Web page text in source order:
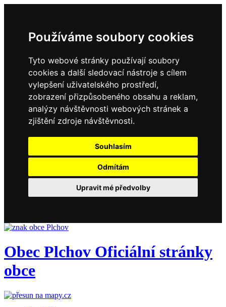
Používáme soubory cookies
Tyto webové stránky používají soubory
cookies a další sledovací nástroje s cílem
vylepšení uživatelského prostředí,
zobrazení přizpůsobeného obsahu a reklam,
analýzy návštěvnosti webových stránek a
zjištění zdroje návštěvnosti.
Souhlasím
Odmítám
Upravit mé předvolby
Obec Plchov Oficiální stránky
obce